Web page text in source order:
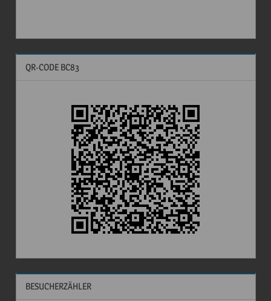
QR-CODE BC83
BESUCHERZÄHLER